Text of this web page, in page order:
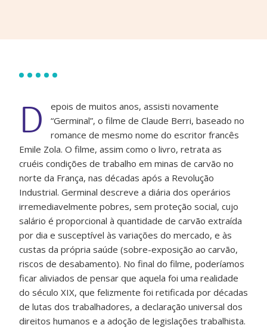
D
epois de muitos anos, assisti novamente
“Germinal”, o filme de Claude Berri, baseado no
romance de mesmo nome do escritor francês
Emile Zola. O filme, assim como o livro, retrata as
cruéis condições de trabalho em minas de carvão no
norte da França, nas décadas após a Revolução
Industrial. Germinal descreve a diária dos operários
irremediavelmente pobres, sem proteção social, cujo
salário é proporcional à quantidade de carvão extraída
por dia e susceptível às variações do mercado, e às
custas da própria saúde (sobre-exposição ao carvão,
riscos de desabamento). No final do filme, poderíamos
ficar aliviados de pensar que aquela foi uma realidade
do século XIX, que felizmente foi retificada por décadas
de lutas dos trabalhadores, a declaração universal dos
direitos humanos e a adoção de legislações trabalhista.